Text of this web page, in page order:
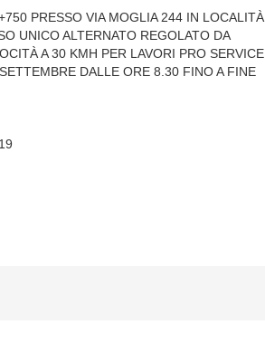
PRESSO VIA MOGLIA 244 IN LOCALITÀ
UNICO ALTERNATO REGOLATO DA
A 30 KMH PER LAVORI PRO SERVICE
DALLE ORE 8.30 FINO A FINE